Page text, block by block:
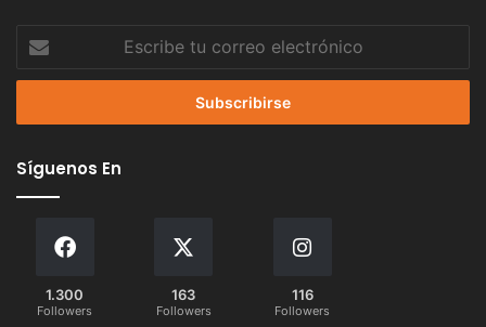
correo
Síguenos En
1.300
Followers
163
Followers
116
Followers